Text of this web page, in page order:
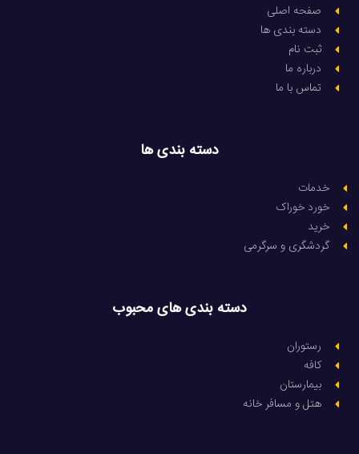
صفحه اصلی
دسته بندی ها
ثبت نام
درباره ما
تماس با ما
دسته بندی ها
خدمات
خورد خوراک
خرید
گردشگری و سرگرمی
دسته بندی های محبوب
رستوران
کافه
بیمارستان
هتل و مسافر خانه